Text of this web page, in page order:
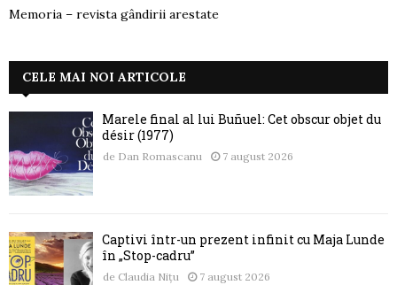
Memoria – revista gândirii arestate
CELE MAI NOI ARTICOLE
Marele final al lui Buñuel: Cet obscur objet du
désir (1977)
de Dan Romascanu 7 august 2026
Captivi într-un prezent infinit cu Maja Lunde
în „Stop-cadru”
de Claudia Nițu 7 august 2026